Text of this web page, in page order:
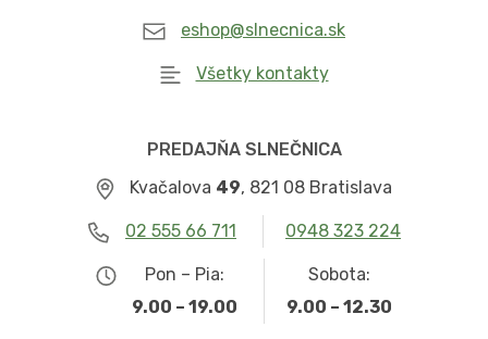
eshop@slnecnica.sk
Všetky kontakty
PREDAJŇA SLNEČNICA
Kvačalova 49, 821 08 Bratislava
02 555 66 711 0948 323 224
Pon – Pia:
9.00 – 19.00
Sobota:
9.00 – 12.30